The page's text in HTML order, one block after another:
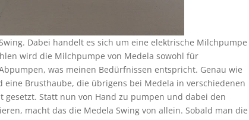
Dabei handelt es sich um eine elektrische Milchpumpe
wird die Milchpumpe von Medela sowohl für
was meinen Bedürfnissen entspricht. Genau wie
Brusthaube, die übrigens bei Medela in verschiedenen
gesetzt. Statt nun von Hand zu pumpen und dabei den
macht das die Medela Swing von allein. Sobald man die